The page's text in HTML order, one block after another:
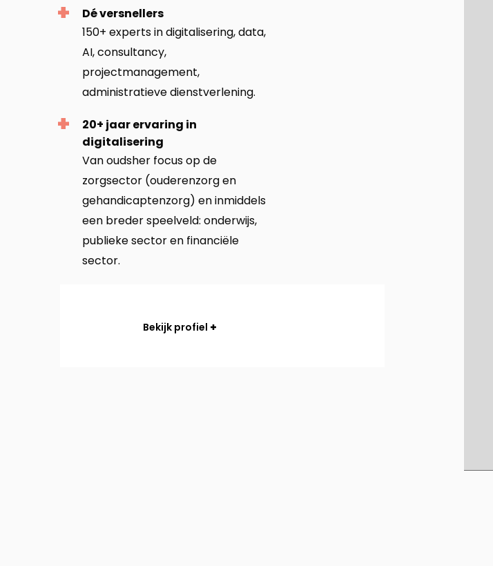
Dé versnellers
150+ experts in digitalisering, data,
AI, consultancy,
projectmanagement,
administratieve dienstverlening.
20+ jaar ervaring in
digitalisering
Van oudsher focus op de
zorgsector (ouderenzorg en
gehandicaptenzorg) en inmiddels
een breder speelveld: onderwijs,
publieke sector en financiële
sector.
Bekijk profiel